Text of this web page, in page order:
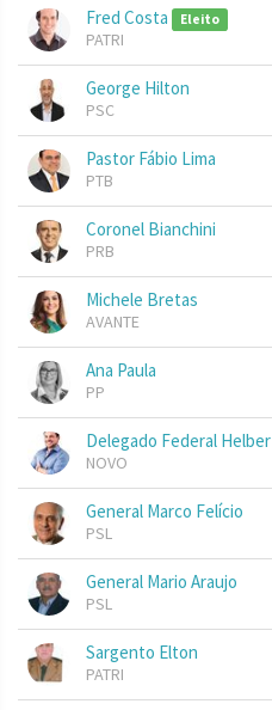
Fred Costa Eleito
PATRI
George Hilton
PSC
Pastor Fábio Lima
PTB
Coronel Bianchini
PRB
Michele Bretas
AVANTE
Ana Paula
PP
Delegado Federal Helber
NOVO
General Marco Felício
PSL
General Mario Araujo
PSL
Sargento Elton
PATRI